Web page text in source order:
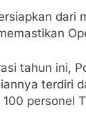
tahun ini,
terdiri
personel